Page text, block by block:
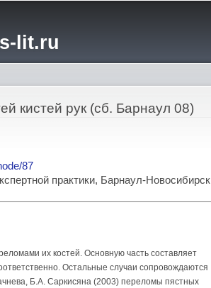
lit.ru
кистей рук (сб. Барнаул 08)
87
практики, Барнаул-Новосибирск
их костей. Основную часть составляет
Остальные случаи сопровождаются
Б.А. Саркисяна (2003) переломы пястных